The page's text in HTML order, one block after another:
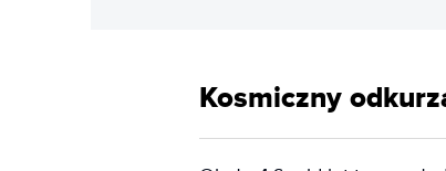
Kosmiczny